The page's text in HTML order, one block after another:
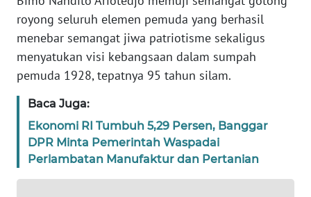
royong seluruh elemen pemuda yang berhasil
menebar semangat jiwa patriotisme sekaligus
menyatukan visi kebangsaan dalam sumpah
pemuda 1928, tepatnya 95 tahun silam.
Baca Juga:
Ekonomi RI Tumbuh 5,29 Persen, Banggar
DPR Minta Pemerintah Waspadai
Perlambatan Manufaktur dan Pertanian
WN
SUMUT
WN
WN
JABAR
WN